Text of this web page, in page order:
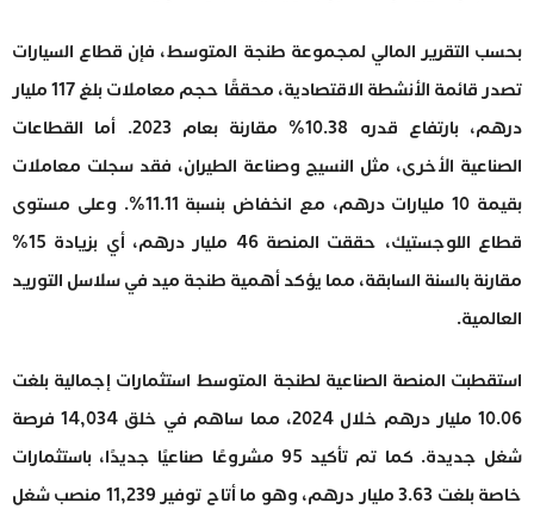
بحسب التقرير المالي لمجموعة طنجة المتوسط، فإن قطاع السيارات
تصدر قائمة الأنشطة الاقتصادية، محققًا حجم معاملات بلغ 117 مليار
درهم، بارتفاع قدره 10.38% مقارنة بعام 2023. أما القطاعات
الصناعية الأخرى، مثل النسيج وصناعة الطيران، فقد سجلت معاملات
بقيمة 10 مليارات درهم، مع انخفاض بنسبة 11.11%. وعلى مستوى
قطاع اللوجستيك، حققت المنصة 46 مليار درهم، أي بزيادة 15%
مقارنة بالسنة السابقة، مما يؤكد أهمية طنجة ميد في سلاسل التوريد
العالمية.
استقطبت المنصة الصناعية لطنجة المتوسط استثمارات إجمالية بلغت
10.06 مليار درهم خلال 2024، مما ساهم في خلق 14,034 فرصة
شغل جديدة. كما تم تأكيد 95 مشروعًا صناعيًا جديدًا، باستثمارات
خاصة بلغت 3.63 مليار درهم، وهو ما أتاح توفير 11,239 منصب شغل